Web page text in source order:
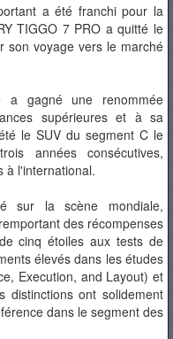
a été franchi pour la
TIGGO 7 PRO a quitté le
son voyage vers le marché
a gagné une renommée
supérieures et à sa
le SUV du segment C le
années consécutives,
à l'international.
sur la scène mondiale,
des récompenses
cinq étoiles aux tests de
élevés dans les études
Execution, and Layout) et
distinctions ont solidement
dans le segment des